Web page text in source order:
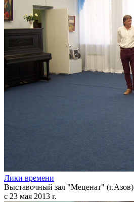
Лики времени
Выставочный зал "Меценат" (г.Азов)
с 23 мая 2013 г.